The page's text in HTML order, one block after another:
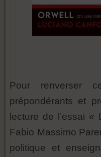
Pour renverser
prépondérants et
lecture de l’essai
Fabio Massimo
politique et